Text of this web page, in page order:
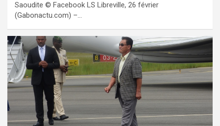
Saoudite © Facebook LS Libreville, 26 février
(Gabonactu.com) –…